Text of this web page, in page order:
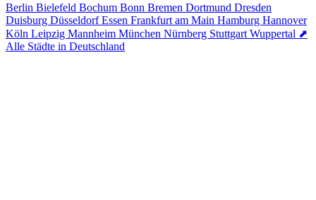
Berlin Bielefeld Bochum Bonn Bremen Dortmund Dresden
Duisburg DüsseldorfEssen Frankfurt am Main Hamburg Hannover
Köln Leipzig Mannheim München Nürnberg Stuttgart Wuppertal ⬈
Alle Städte in Deutschland